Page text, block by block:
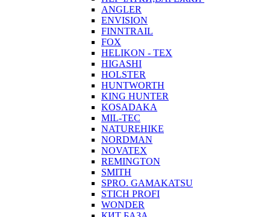
ANGLER
ENVISION
FINNTRAIL
FOX
HELIKON - TEX
HIGASHI
HOLSTER
HUNTWORTH
KING HUNTER
KOSADAKA
MIL-TEC
NATUREHIKE
NORDMAN
NOVATEX
REMINGTON
SMITH
SPRO. GAMAKATSU
STICH PROFI
WONDER